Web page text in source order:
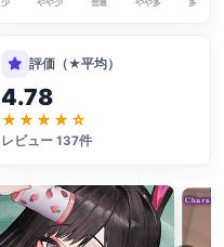
少 やや少 普通 やや多 多
評価（★平均）
4.78
★★★★☆
レビュー 137件